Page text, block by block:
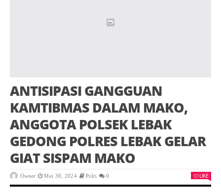
ANTISIPASI GANGGUAN
KAMTIBMAS DALAM MAKO,
ANGGOTA POLSEK LEBAK
GEDONG POLRES LEBAK GELAR
GIAT SISPAM MAKO
Owner Mei 30, 2024 Polri 0 LIKE